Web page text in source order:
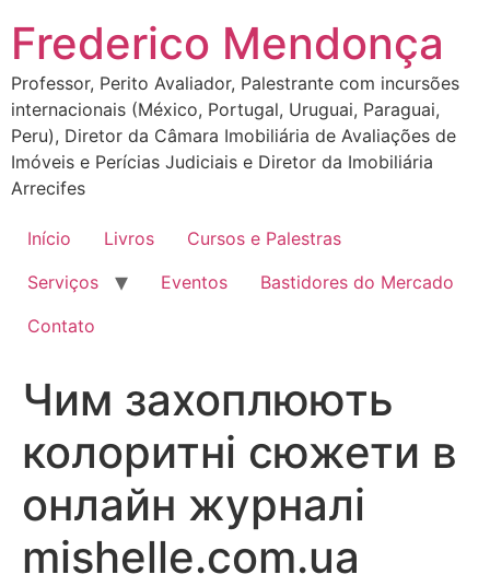
para
conteúdo
Frederico Mendonça
Professor, Perito Avaliador, Palestrante com incursões
internacionais (México, Portugal, Uruguai, Paraguai,
Peru), Diretor da Câmara Imobiliária de Avaliações de
Imóveis e Perícias Judiciais e Diretor da Imobiliária
Arrecifes
Início Livros
Cursos e Palestras
Serviços
Eventos
Bastidores do Mercado
Contato
Чим захоплюють
колоритні сюжети в
онлайн журналі
mishelle.com.ua